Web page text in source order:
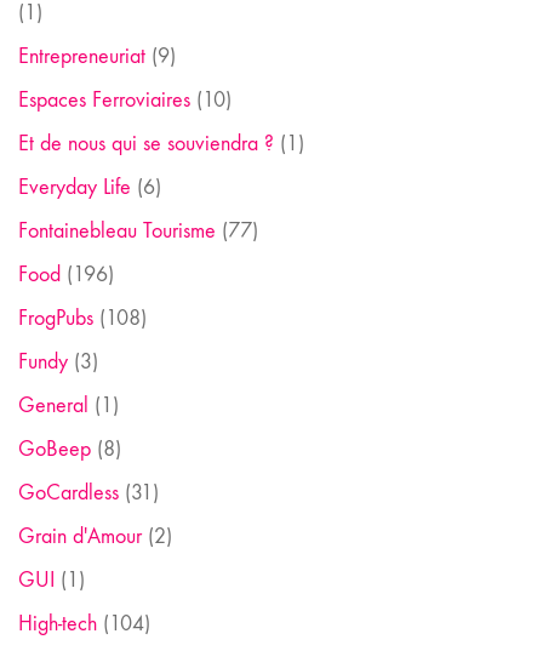
(1)
Entrepreneuriat (9)
Espaces Ferroviaires (10)
Et de nous qui se souviendra ? (1)
Everyday Life (6)
Fontainebleau Tourisme (77)
Food (196)
FrogPubs (108)
Fundy (3)
General (1)
GoBeep (8)
GoCardless (31)
Grain d'Amour(2)
GUI (1)
High-tech (104)